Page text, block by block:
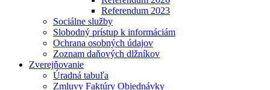
Referendum 2023
Sociálne služby
Slobodný prístup k informáciám
Ochrana osobných údajov
Zoznam daňových dlžníkov
Zverejňovanie
Úradná tabuľa
Zmluvy Faktúry Objednávky